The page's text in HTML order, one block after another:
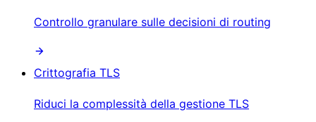
Controllo granulare sulle decisioni di routing
Crittografia TLS
Riduci la complessità della gestione TLS